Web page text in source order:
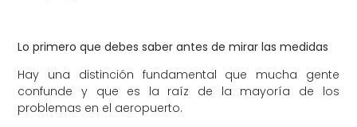
Lo primero que debes saber antes de mirar las medidas
Hay una distinción fundamental que mucha gente
confunde y que es la raíz de la mayoría de los
problemas en el aeropuerto.